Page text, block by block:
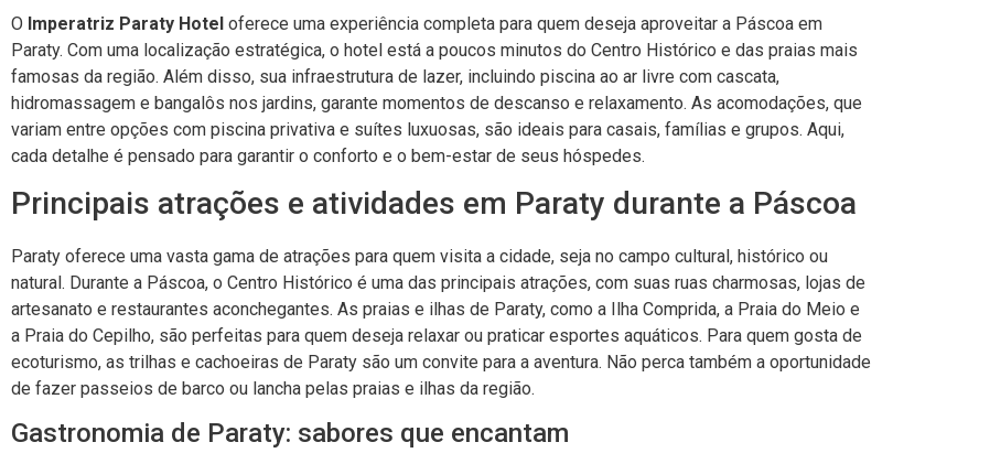
O Imperatriz Paraty Hotel oferece uma experiência completa para quem deseja aproveitar a Páscoa em
Paraty. Com uma localização estratégica, o hotel está a poucos minutos do Centro Histórico e das praias mais
famosas da região. Além disso, sua infraestrutura de lazer, incluindo piscina ao ar livre com cascata,
hidromassagem e bangalôs nos jardins, garante momentos de descanso e relaxamento. As acomodações, que
variam entre opções com piscina privativa e suítes luxuosas, são ideais para casais, famílias e grupos. Aqui,
cada detalhe é pensado para garantir o conforto e o bem-estar de seus hóspedes.
Principais atrações e atividades em Paraty durante a Páscoa
Paraty oferece uma vasta gama de atrações para quem visita a cidade, seja no campo cultural, histórico ou
natural. Durante a Páscoa, o Centro Histórico é uma das principais atrações, com suas ruas charmosas, lojas de
artesanato e restaurantes aconchegantes. As praias e ilhas de Paraty, como a Ilha Comprida, a Praia do Meio e
a Praia do Cepilho, são perfeitas para quem deseja relaxar ou praticar esportes aquáticos. Para quem gosta de
ecoturismo, as trilhas e cachoeiras de Paraty são um convite para a aventura. Não perca também a oportunidade
de fazer passeios de barco ou lancha pelas praias e ilhas da região.
Gastronomia de Paraty: sabores que encantam